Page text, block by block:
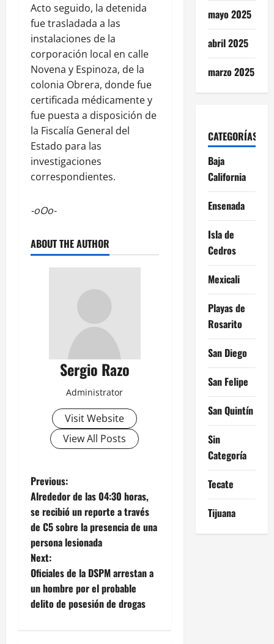
Acto seguido, la detenida
fue trasladada a las
instalaciones de la
corporación local en calle
Novena y Espinoza, de la
colonia Obrera, donde fue
certificada médicamente y
fue puesta a disposición de
la Fiscalía General del
Estado para las
investigaciones
correspondientes.
-oOo-
ABOUT THE AUTHOR
Sergio Razo
Administrator
Visit Website
View All Posts
P
o
s
t
n
a
Previous:
Alrededor de las 04:30 horas,
se recibió un reporte a través
de C5 sobre la presencia de una
persona lesionada
Next:
Oficiales de la DSPM arrestan a
un hombre por el probable
delito de posesión de drogas
mayo 2025
abril 2025
marzo 2025
CATEGORÍAS
Baja
California
Ensenada
Isla de
Cedros
Mexicali
Playas de
Rosarito
San Diego
San Felipe
San Quintín
Sin
Categoría
Tecate
Tijuana